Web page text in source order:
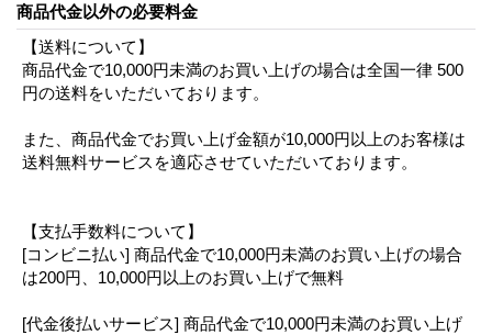
商品代金以外の必要料金
【送料について】
商品代金で10,000円未満のお買い上げの場合は全国一律 500
円の送料をいただいております。
また、商品代金でお買い上げ金額が10,000円以上のお客様は
送料無料サービスを適応させていただいております。
【支払手数料について】
[コンビニ払い] 商品代金で10,000円未満のお買い上げの場合
は200円、10,000円以上のお買い上げで無料
[代金後払いサービス] 商品代金で10,000円未満のお買い上げ